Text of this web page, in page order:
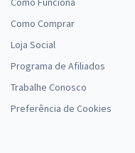
Como Comprar
Loja Social
Programa de Afiliados
Trabalhe Conosco
Preferência de Cookies